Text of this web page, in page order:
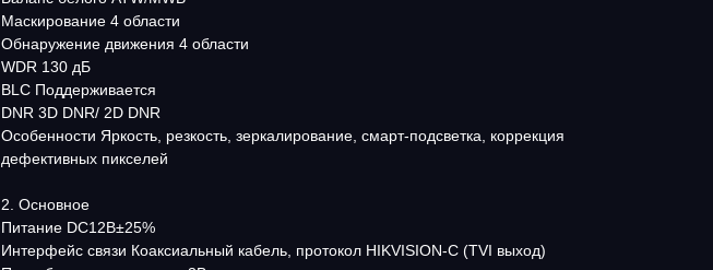
Маскирование 4 области
Обнаружение движения 4 области
WDR 130 дБ
BLC Поддерживается
DNR 3D DNR/ 2D DNR
Особенности Яркость, резкость, зеркалирование, смарт-подсветка, коррекция
дефективных пикселей
2. Основное
Питание DC12В±25%
Интерфейс связи Коаксиальный кабель, протокол HIKVISION-C (TVI выход)